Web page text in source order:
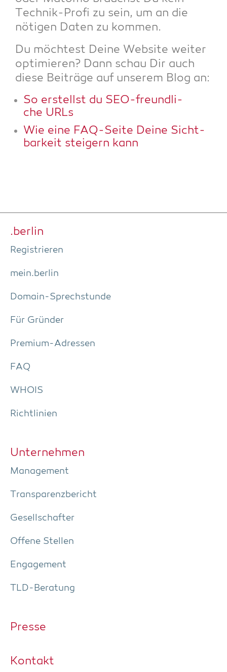
Tech­nik-Pro­fi zu sein, um an die
nöti­gen Daten zu kommen.
Du möch­test Dei­ne Web­site wei­ter
opti­mie­ren? Dann schau Dir auch
die­se Bei­trä­ge auf unse­rem Blog an:
So erstellst du SEO-freund­li­
che URLs
Wie eine FAQ-Sei­te Dei­ne Sicht­
bar­keit stei­gern kann
.ber­lin
Regis­trie­ren
mein.berlin
Domain-Sprech­stun­de
Für Grün­der
Pre­­mi­um-Adres­­sen
FAQ
WHOIS
Richt­li­ni­en
Unter­neh­men
Manage­ment
Trans­pa­renz­be­richt
Gesell­schaf­ter
Offe­ne Stellen
Enga­ge­ment
TLD-Bera­tung
Pres­se
Kon­takt